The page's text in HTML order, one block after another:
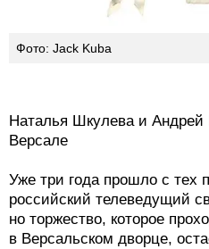
Фото: Jack Kuba
Наталья Шкулева и
Версале
Уже три года прошло с тех
российский телеведущий
но торжество, которое
в Версальском дворце,